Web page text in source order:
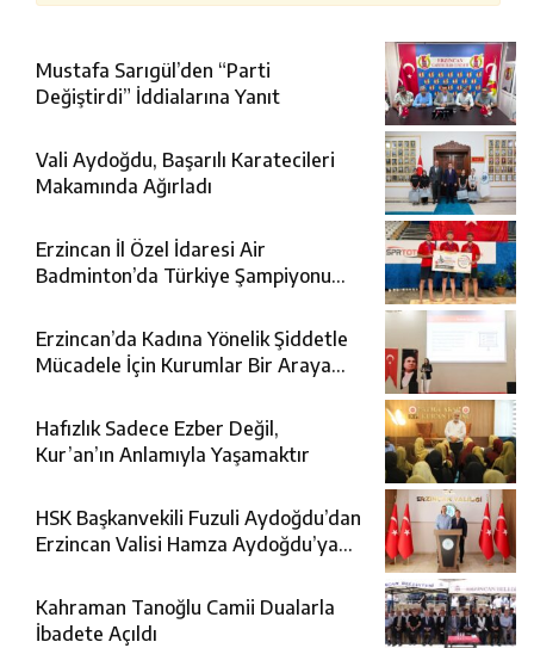
Mustafa Sarıgül’den “Parti
Değiştirdi” İddialarına Yanıt
Vali Aydoğdu, Başarılı Karatecileri
Makamında Ağırladı
Erzincan İl Özel İdaresi Air
Badminton’da Türkiye Şampiyonu
Erzincan’da Kadına Yönelik Şiddetle
Mücadele İçin Kurumlar Bir Araya
Hafızlık Sadece Ezber Değil,
Kur’an’ın Anlamıyla Yaşamaktır
HSK Başkanvekili Fuzuli Aydoğdu’dan
Erzincan Valisi Hamza Aydoğdu’ya
Kahraman Tanoğlu Camii Dualarla
İbadete Açıldı